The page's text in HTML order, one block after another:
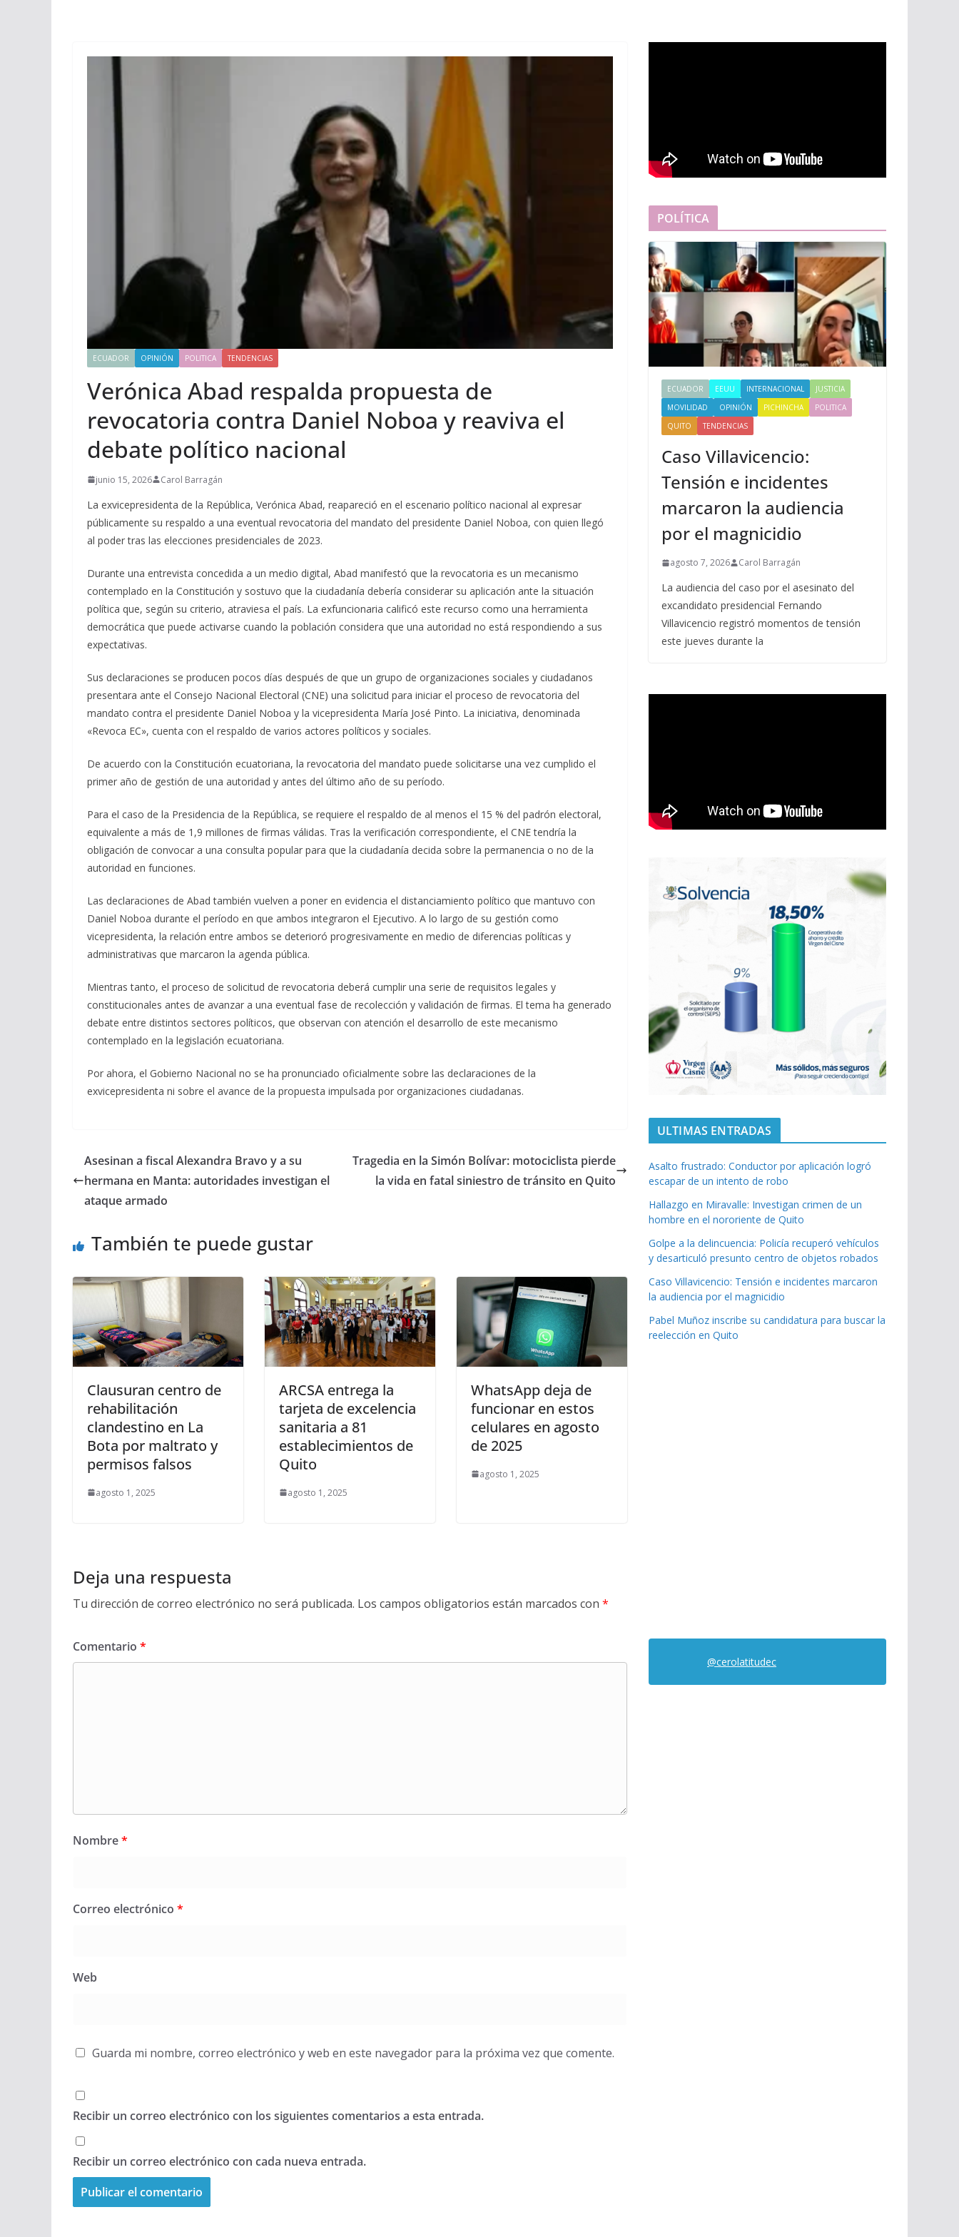
ECUADOR OPINIÓN POLITICA TENDENCIAS
Verónica Abad respalda propuesta de
revocatoria contra Daniel Noboa y reaviva el
debate político nacional
junio 15, 2026 Carol Barragán
La exvicepresidenta de la República, Verónica Abad, reapareció en el escenario político nacional al expresar
públicamente su respaldo a una eventual revocatoria del mandato del presidente Daniel Noboa, con quien llegó
al poder tras las elecciones presidenciales de 2023.
Durante una entrevista concedida a un medio digital, Abad manifestó que la revocatoria es un mecanismo
contemplado en la Constitución y sostuvo que la ciudadanía debería considerar su aplicación ante la situación
política que, según su criterio, atraviesa el país. La exfuncionaria calificó este recurso como una herramienta
democrática que puede activarse cuando la población considera que una autoridad no está respondiendo a sus
expectativas.
Sus declaraciones se producen pocos días después de que un grupo de organizaciones sociales y ciudadanos
presentara ante el Consejo Nacional Electoral (CNE) una solicitud para iniciar el proceso de revocatoria del
mandato contra el presidente Daniel Noboa y la vicepresidenta María José Pinto. La iniciativa, denominada
«Revoca EC», cuenta con el respaldo de varios actores políticos y sociales.
De acuerdo con la Constitución ecuatoriana, la revocatoria del mandato puede solicitarse una vez cumplido el
primer año de gestión de una autoridad y antes del último año de su período.
Para el caso de la Presidencia de la República, se requiere el respaldo de al menos el 15 % del padrón electoral,
equivalente a más de 1,9 millones de firmas válidas. Tras la verificación correspondiente, el CNE tendría la
obligación de convocar a una consulta popular para que la ciudadanía decida sobre la permanencia o no de la
autoridad en funciones.
Las declaraciones de Abad también vuelven a poner en evidencia el distanciamiento político que mantuvo con
Daniel Noboa durante el período en que ambos integraron el Ejecutivo. A lo largo de su gestión como
vicepresidenta, la relación entre ambos se deterioró progresivamente en medio de diferencias políticas y
administrativas que marcaron la agenda pública.
Mientras tanto, el proceso de solicitud de revocatoria deberá cumplir una serie de requisitos legales y
constitucionales antes de avanzar a una eventual fase de recolección y validación de firmas. El tema ha generado
debate entre distintos sectores políticos, que observan con atención el desarrollo de este mecanismo
contemplado en la legislación ecuatoriana.
Por ahora, el Gobierno Nacional no se ha pronunciado oficialmente sobre las declaraciones de la
exvicepresidenta ni sobre el avance de la propuesta impulsada por organizaciones ciudadanas.
Asesinan a fiscal Alexandra Bravo y a su
hermana en Manta: autoridades investigan el
ataque armado
Tragedia en la Simón Bolívar: motociclista pierde
la vida en fatal siniestro de tránsito en Quito
También te puede gustar
Clausuran centro de
rehabilitación
clandestino en La
Bota por maltrato y
permisos falsos
agosto 1, 2025
ARCSA entrega la
tarjeta de excelencia
sanitaria a 81
establecimientos de
Quito
agosto 1, 2025
WhatsApp deja de
funcionar en estos
celulares en agosto
de 2025
agosto 1, 2025
Deja una respuesta
Tu dirección de correo electrónico no será publicada. Los campos obligatorios están marcados con *
Comentario *
Nombre*
Correo electrónico *
Web
Guarda mi nombre, correo electrónico y web en este navegador para la próxima vez que comente.
Recibir un correo electrónico con los siguientes comentarios a esta entrada.
Recibir un correo electrónico con cada nueva entrada.
POLÍTICA
ECUADOR EEUU INTERNACIONAL
JUSTICIA
MOVILIDAD
OPINIÓN PICHINCHA
POLITICA
QUITO
TENDENCIAS
Caso Villavicencio:
Tensión e incidentes
marcaron la audiencia
por el magnicidio
agosto 7, 2026 Carol Barragán
La audiencia del caso por el asesinato del
excandidato presidencial Fernando
Villavicencio registró momentos de tensión
este jueves durante la
ULTIMAS ENTRADAS
Asalto frustrado: Conductor por aplicación logró
escapar de un intento de robo
Hallazgo en Miravalle: Investigan crimen de un
hombre en el nororiente de Quito
Golpe a la delincuencia: Policía recuperó vehículos
y desarticuló presunto centro de objetos robados
Caso Villavicencio: Tensión e incidentes marcaron
la audiencia por el magnicidio
Pabel Muñoz inscribe su candidatura para buscar la
reelección en Quito
@cerolatitudec